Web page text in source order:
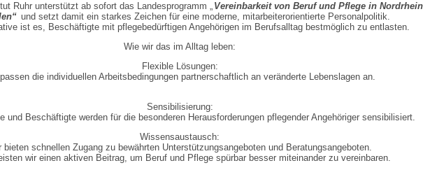
Ruhr unterstützt ab sofort das Landesprogramm „ Vereinbarkeit von Beruf und Pflege in
und setzt damit ein starkes Zeichen für eine moderne, mitarbeiterorientierte Personalpolitik.
ist es, Beschäftigte mit pflegebedürftigen Angehörigen im Berufsalltag bestmöglich zu entlasten.
Wie wir das im Alltag leben:
Flexible Lösungen:
die individuellen Arbeitsbedingungen partnerschaftlich an veränderte Lebenslagen an.
Sensibilisierung:
und Beschäftigte werden für die besonderen Herausforderungen pflegender Angehöriger sensibilisiert.
Wissensaustausch:
bieten schnellen Zugang zu bewährten Unterstützungsangeboten und Beratungsangeboten.
wir einen aktiven Beitrag, um Beruf und Pflege spürbar besser miteinander zu vereinbaren.